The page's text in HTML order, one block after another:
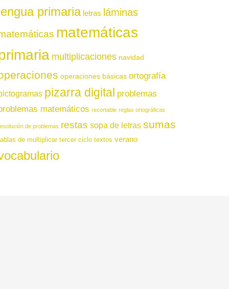
primaria letras láminas
matemáticas
multiplicaciones navidad
operaciones básicas ortografía
pizarra digital problemas
matemáticos recortable reglas ortográficas
de problemas restas sopa de letras sumas
de multiplicar tercer ciclo textos verano